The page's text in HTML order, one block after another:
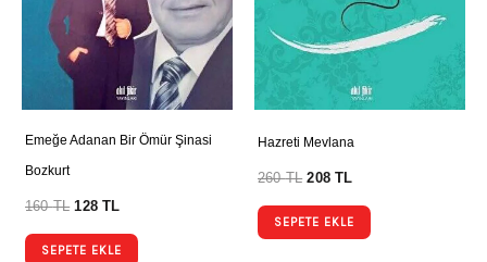
Emeğe Adanan Bir Ömür Şinasi
Bozkurt
160TL 128TL
SEPETE EKLE
Hazreti Mevlana
260TL 208TL
SEPETE EKLE